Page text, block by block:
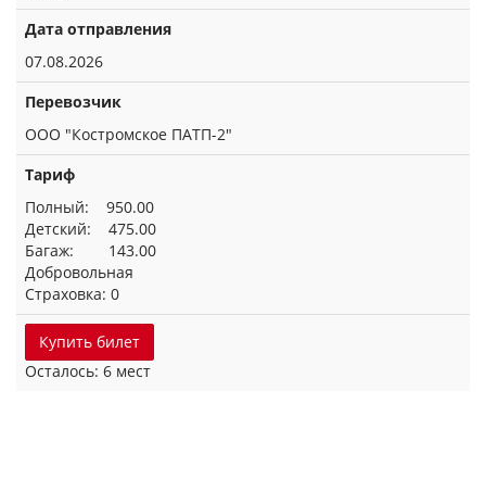
Дата отправления
07.08.2026
Перевозчик
ООО "Костромское ПАТП-2"
Тариф
Полный: 950.00
Детский: 475.00
Багаж: 143.00
Добровольная
Страховка: 0
Купить билет
Осталось: 6 мест